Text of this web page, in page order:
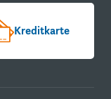
Kreditkarte